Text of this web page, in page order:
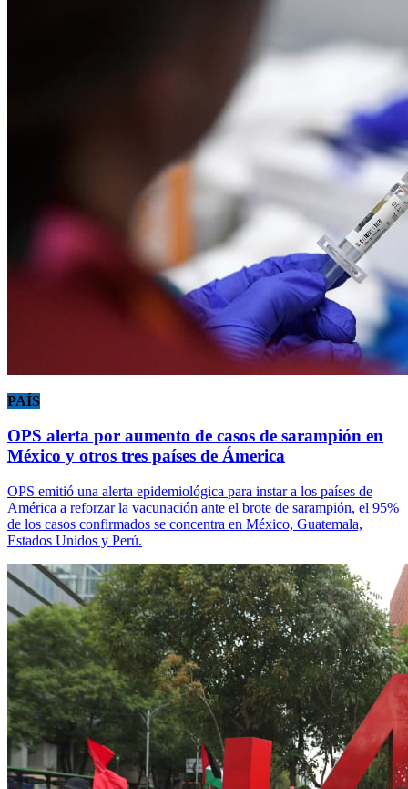
PAÍS
OPS alerta por aumento de casos de sarampión en
México y otros tres países de Ámerica
OPS emitió una alerta epidemiológica para instar a los países de
América a reforzar la vacunación ante el brote de sarampión, el 95%
de los casos confirmados se concentra en México, Guatemala,
Estados Unidos y Perú.